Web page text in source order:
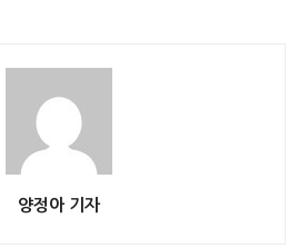
양정아 기자